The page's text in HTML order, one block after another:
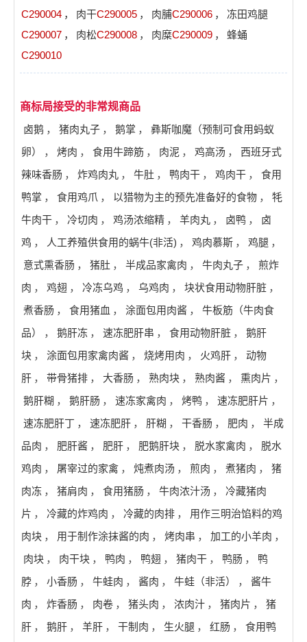
C290004 ， 肉干C290005 ， 肉脯C290006 ，
冻田鸡腿
C290007 ， 肉松C290008 ， 肉糜C290009 ，
蜂蛹
C290010
商标局接受的非常规商品
卤鹅 ， 猪肉丸子 ， 鹅掌 ，
彝斯咖魔（预制可食用蚂蚁
卵）
， 烤肉 ， 食用牛蹄筋 ， 肉泥 ， 鸡高汤 ，
西班牙式
辣味香肠 ， 炸鸡肉丸 ， 牛肚 ， 鸭肉干 ， 鸡肉干 ，
食用
鸭掌 ， 食用鸡爪 ， 以猎物为主的预先准备好的食物 ，
牦
牛肉干 ， 冷切肉 ， 鸡汤浓缩精 ， 羊肉丸 ， 卤鸭 ，
卤
鸡 ， 人工养殖供食用的蜗牛(非活) ， 鸡肉慕斯 ， 鸡腿 ，
意式熏香肠 ， 猪肚 ， 半成品家禽肉 ， 牛肉丸子 ，
煎炸
肉 ， 鸡翅 ， 冷冻乌鸡 ， 乌鸡肉 ， 块状食用动物肝脏 ，
煮香肠 ， 食用猪血 ， 涂面包用肉酱 ，
牛板筋（牛肉食
品）
， 鹅肝冻 ， 速冻肥肝串 ， 食用动物肝脏 ，
鹅肝
块 ， 涂面包用家禽肉酱 ， 烧烤用肉 ， 火鸡肝 ，
动物
肝 ， 带骨猪排 ， 大香肠 ， 熟肉块 ， 熟肉酱 ， 熏肉片 ，
鹅肝糊 ， 鹅肝肠 ， 速冻家禽肉 ， 烤鸭 ， 速冻肥肝片 ，
速冻肥肝丁 ， 速冻肥肝 ， 肝糊 ， 干香肠 ， 肥肉 ，
半成
品肉 ， 肥肝酱 ， 肥肝 ， 肥鹅肝块 ， 脱水家禽肉 ，
脱水
鸡肉 ， 屠宰过的家禽 ， 炖煮肉汤 ， 煎肉 ， 煮猪肉 ，
猪
肉冻 ， 猪肩肉 ， 食用猪肠 ， 牛肉浓汁汤 ，
冷藏猪肉
片 ， 冷藏的炸鸡肉 ， 冷藏的肉排 ，
用作三明治馅料的鸡
肉块 ， 用于制作涂抹酱的肉 ， 烤肉串 ， 加工的小羊肉 ，
肉块 ， 肉干块 ， 鸭肉 ， 鸭翅 ， 猪肉干 ， 鸭肠 ，
鸭
脖 ， 小香肠 ， 牛蛙肉 ， 酱肉 ， 牛蛙（非活） ，
酱牛
肉 ， 炸香肠 ， 肉卷 ， 猪头肉 ， 浓肉汁 ， 猪肉片 ，
猪
肝 ， 鹅肝 ， 羊肝 ， 干制肉 ， 生火腿 ， 红肠 ，
食用鸭